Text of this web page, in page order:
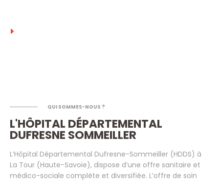
QUI SOMMES-NOUS ?
L'HÔPITAL DÉPARTEMENTAL
DUFRESNE SOMMEILLER
L’Hôpital Départemental Dufresne-Sommeiller (HDDS) à
La Tour (Haute-Savoie), dispose d’une offre sanitaire et
médico-sociale complète et diversifiée. L’offre de soin